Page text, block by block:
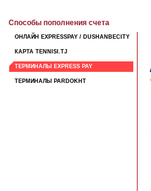
Способы пополнения счета
ОНЛАЙН EXPRESSPAY / DUSHANBECITY
КАРТА TENNISI.TJ
ТЕРМИНАЛЫ EXPRESS PAY
ТЕРМИНАЛЫ PARDOKHT